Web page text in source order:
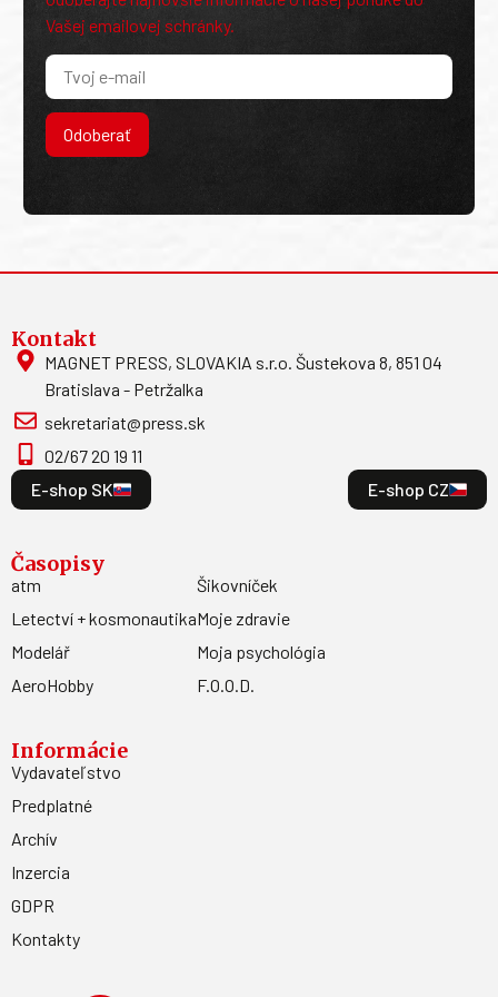
Vašej emailovej schránky.
Odoberať
Kontakt
MAGNET PRESS, SLOVAKIA s.r.o. Šustekova 8, 851 04
Bratislava - Petržalka
sekretariat@press.sk
02/67 20 19 11
E-shop SK
E-shop CZ
Časopisy
atm
Letectví + kosmonautika
Modelář
AeroHobby
Šikovníček
Moje zdravie
Moja psychológia
F.O.O.D.
Informácie
Vydavateľstvo
Predplatné
Archív
Inzercia
GDPR
Kontakty